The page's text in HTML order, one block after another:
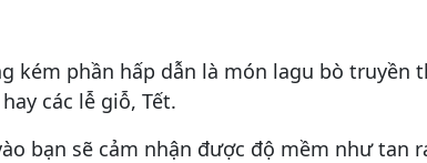
kém phần hấp dẫn là món lagu bò truyền
các lễ giỗ, Tết.
bạn sẽ cảm nhận được độ mềm như tan